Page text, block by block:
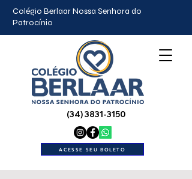
Colégio Berlaar Nossa Senhora do
Patrocínio
(34) 3831-3150
ACESSE SEU BOLETO